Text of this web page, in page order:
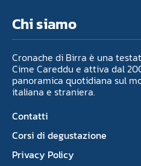
Chi siamo
Cronache di Birra è una
Cime Careddu e attiva dal
panoramica quotidiana sul
italiana e straniera.
Contatti
Corsi di degustazione
Privacy Policy